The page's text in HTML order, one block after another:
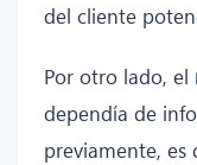
del cliente
Por otro lado, el
dependía de
previamente, es